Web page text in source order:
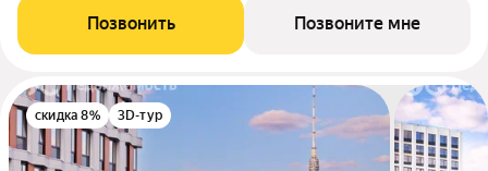
Позвонить Позвоните мне
скидка 8% 3D-тур